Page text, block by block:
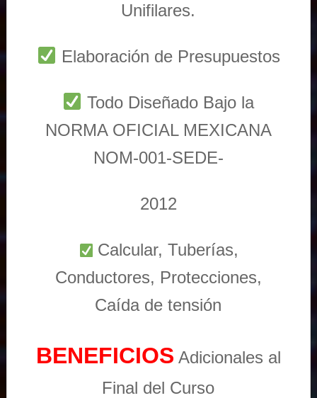
Unifilares.
Elaboración de Presupuestos
Todo Diseñado Bajo la
NORMA OFICIAL MEXICANA
NOM-001-SEDE-
2012
Calcular, Tuberías,
Conductores, Protecciones,
Caída de tensión
BENEFICIOS Adicionales al
Final del Curso